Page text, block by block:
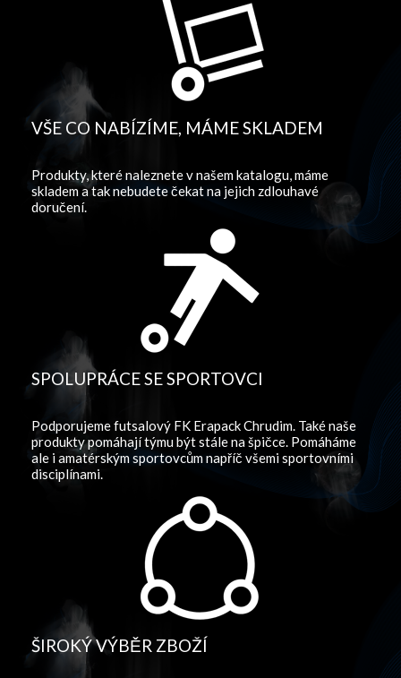
VŠE CO NABÍZÍME, MÁME SKLADEM
Produkty, které naleznete v našem katalogu, máme
skladem a tak nebudete čekat na jejich zdlouhavé
doručení.
SPOLUPRÁCE SE SPORTOVCI
Podporujeme futsalový FK Erapack Chrudim. Také naše
produkty pomáhají týmu být stále na špičce. Pomáháme
ale i amatérským sportovcům napříč všemi sportovními
disciplínami.
ŠIROKÝ VÝBĚR ZBOŽÍ